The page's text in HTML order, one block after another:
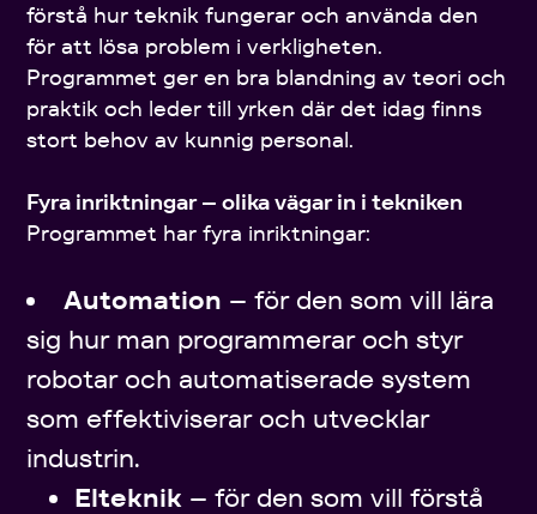
förstå hur teknik fungerar och använda den
för att lösa problem i verkligheten.
Programmet ger en bra blandning av teori och
praktik och leder till yrken där det idag finns
stort behov av kunnig personal.
Fyra inriktningar – olika vägar in i tekniken
Programmet har fyra inriktningar:
Automation – för den som vill lära
sig hur man programmerar och styr
robotar och automatiserade system
som effektiviserar och utvecklar
industrin.
Elteknik – för den som vill förstå